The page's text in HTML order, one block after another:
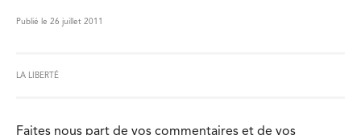
Publié le 26 juillet 2011
LA LIBERTÉ
Faites nous part de vos commentaires et de vos